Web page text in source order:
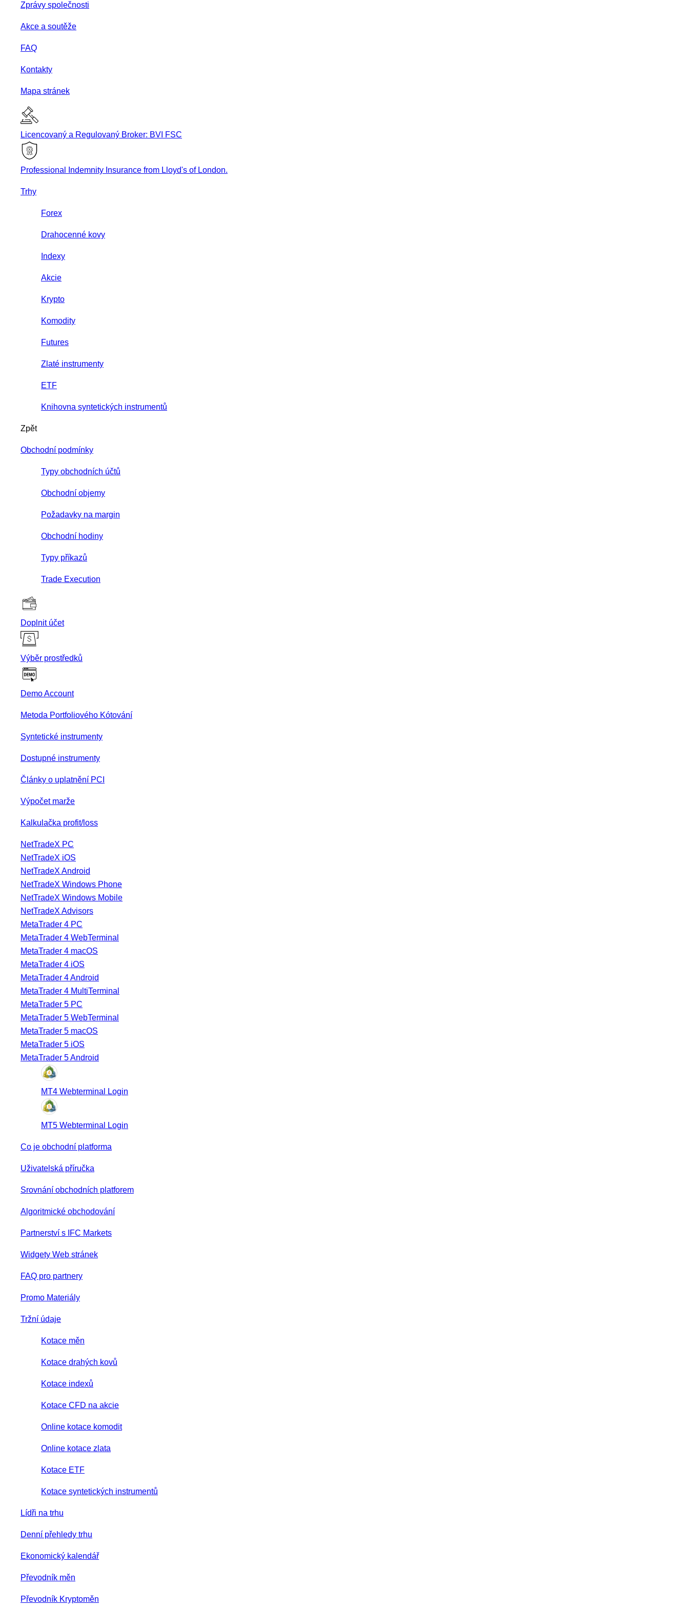
Zprávy společnosti
Akce a soutěže
FAQ
Kontakty
Mapa stránek
Licencovaný a Regulovaný Broker: BVI FSC
Professional Indemnity Insurance from Lloyd's of London.
Trhy
Forex
Drahocenné kovy
Indexy
Akcie
Krypto
Komodity
Futures
Zlaté instrumenty
ETF
Knihovna syntetických instrumentů
Zpět
Obchodní podmínky
Typy obchodních účtů
Obchodní objemy
Požadavky na margin
Obchodní hodiny
Typy příkazů
Trade Execution
Doplnit účet
Výběr prostředků
Demo Account
Metoda Portfoliového Kótování
Syntetické instrumenty
Dostupné instrumenty
Články o uplatnění PCI
Výpočet marže
Kalkulačka profit/loss
NetTradeX PC
NetTradeX iOS
NetTradeX Android
NetTradeX Windows Phone
NetTradeX Windows Mobile
NetTradeX Advisors
MetaTrader 4 PC
MetaTrader 4 WebTerminal
MetaTrader 4 macOS
MetaTrader 4 iOS
MetaTrader 4 Android
MetaTrader 4 MultiTerminal
MetaTrader 5 PC
MetaTrader 5 WebTerminal
MetaTrader 5 macOS
MetaTrader 5 iOS
MetaTrader 5 Android
MT4 Webterminal Login
MT5 Webterminal Login
Co je obchodní platforma
Uživatelská příručka
Srovnání obchodních platforem
Algoritmické obchodování
Partnerství s IFC Markets
Widgety Web stránek
FAQ pro partnery
Promo Materiály
Tržní údaje
Kotace měn
Kotace drahých kovů
Kotace indexů
Kotace CFD na akcie
Online kotace komodit
Online kotace zlata
Kotace ETF
Kotace syntetických instrumentů
Lídři na trhu
Denní přehledy trhu
Ekonomický kalendář
Převodník měn
Převodník Kryptoměn